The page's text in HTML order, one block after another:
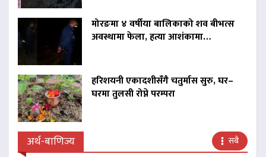
मोरङमा ४ वर्षीया बालिकाको शव बीभत्स
अवस्थामा फेला, हत्या आशंकामा…
हरिशयनी एकादशीसँगै चतुर्मास सुरु, घर–
घरमा तुलसी रोप्ने परम्परा
अर्थ-बाणिज्य सबै